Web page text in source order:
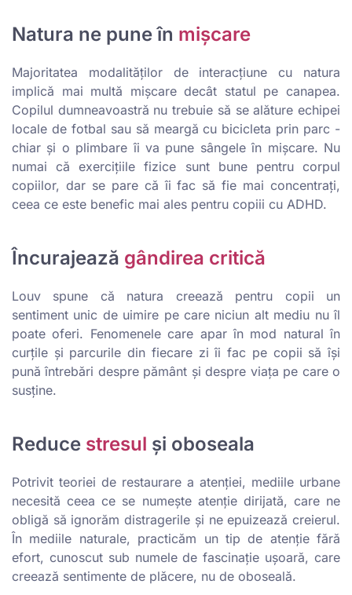
Natura ne pune în mișcare
Majoritatea modalităților de interacțiune cu natura
implică mai multă mișcare decât statul pe canapea.
Copilul dumneavoastră nu trebuie să se alăture echipei
locale de fotbal sau să meargă cu bicicleta prin parc -
chiar și o plimbare îi va pune sângele în mișcare. Nu
numai că exercițiile fizice sunt bune pentru corpul
copiilor, dar se pare că îi fac să fie mai concentrați,
ceea ce este benefic mai ales pentru copiii cu ADHD.
Încurajează gândirea critică
Louv spune că natura creează pentru copii un
sentiment unic de uimire pe care niciun alt mediu nu îl
poate oferi. Fenomenele care apar în mod natural în
curțile și parcurile din fiecare zi îi fac pe copii să își
pună întrebări despre pământ și despre viața pe care o
susține.
Reduce stresul și oboseala
Potrivit teoriei de restaurare a atenției, mediile urbane
necesită ceea ce se numește atenție dirijată, care ne
obligă să ignorăm distragerile și ne epuizează creierul.
În mediile naturale, practicăm un tip de atenție fără
efort, cunoscut sub numele de fascinație ușoară, care
creează sentimente de plăcere, nu de oboseală.